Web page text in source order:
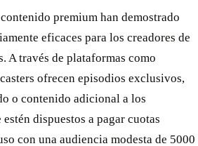
premium han demostrado
eficaces para los creadores de
A través de plataformas como
ofrecen episodios exclusivos,
o contenido adicional a los
dispuestos a pagar cuotas
con una audiencia modesta de 5000